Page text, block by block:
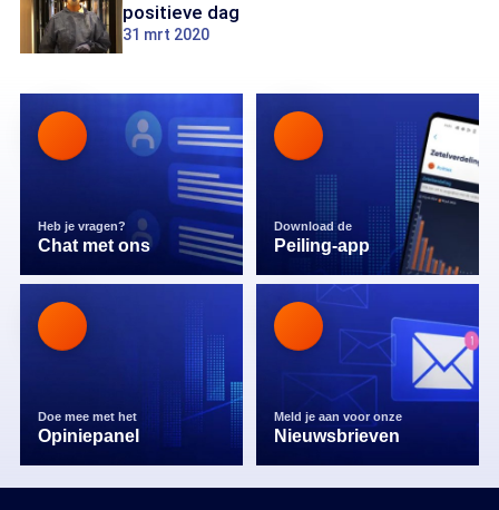
positieve dag
31 mrt 2020
Heb je vragen?
Chat met ons
Download de
Peiling-app
Doe mee met het
Opiniepanel
Meld je aan voor onze
Nieuwsbrieven